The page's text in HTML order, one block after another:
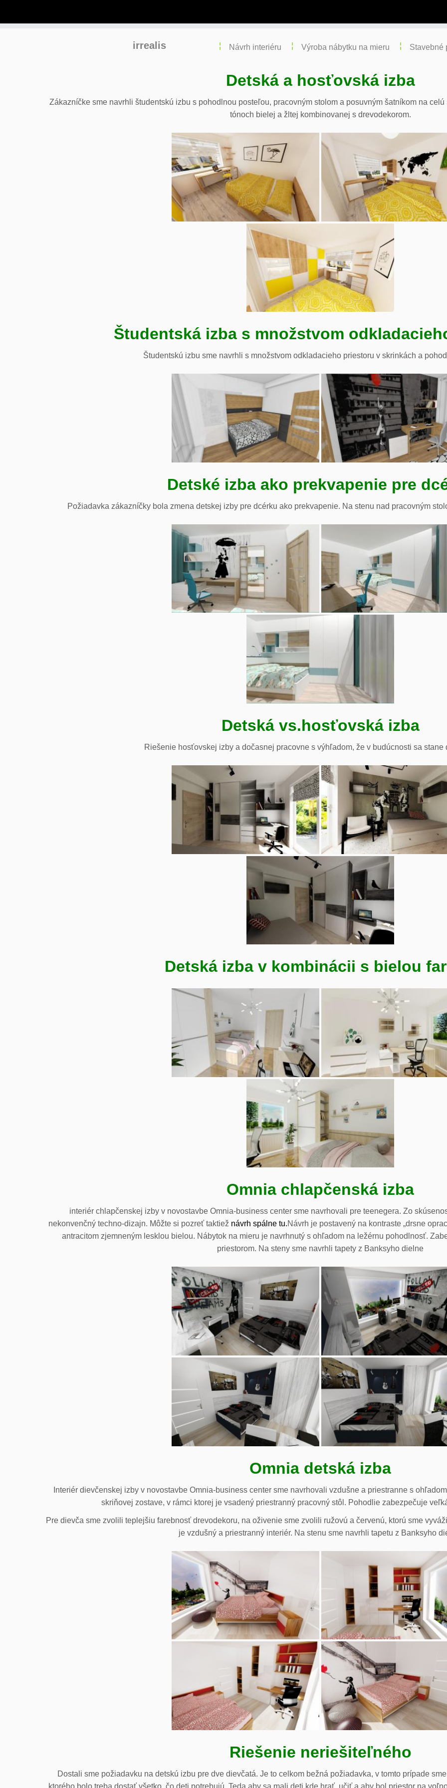
irrealis Návrh interiéru Výroba nábytku na mieru Stavebné
Detská a hosťovská izba
Zákazníčke sme navrhli študentskú izbu s pohodlnou posteľou, pracovným stolom a posuvným šatníkom na
tónoch bielej a žltej kombinovanej s drevodekorom.
Študentská izba s množstvom
Študentskú izbu sme navrhli s množstvom odkladacieho priestoru v skrinkách a
Detské izba ako prekvapenie pre
Požiadavka zákazníčky bola zmena detskej izby pre dcérku ako prekvapenie. Na stenu nad pracovným
Detská vs.hosťovská izba
Riešenie hosťovskej izby a dočasnej pracovne s výhľadom, že v budúcnosti sa stane
Detská izba v kombinácii s bielou
Omnia chlapčenská izba
interiér chlapčenskej izby v novostavbe Omnia-business center sme navrhovali pre teenegera. Zo
nekonvenčný techno-dizajn. Môžte si pozreť taktiež návrh spálne tu.Návrh je postavený na kontraste „drsne
antracitom zjemneným lesklou bielou. Nábytok na mieru je navrhnutý s ohľadom na ležérnu pohodlnosť.
priestorom. Na steny sme navrhli tapety z Banksyho dielne
Omnia detská izba
Interiér dievčenskej izby v novostavbe Omnia-business center sme navrhovali vzdušne a priestranne s
skriňovej zostave, v rámci ktorej je vsadený priestranný pracovný stôl. Pohodlie zabezpečuje
Pre dievča sme zvolili teplejšiu farebnosť drevodekoru, na oživenie sme zvolili ružovú a červenú, ktorú sme
je vzdušný a priestranný interiér. Na stenu sme navrhli tapetu z Banksyho
Riešenie neriešiteľného
Dostali sme požiadavku na detskú izbu pre dve dievčatá. Je to celkom bežná požiadavka, v tomto prípade
ktorého bolo treba dostať všetko, čo deti potrebujú. Teda aby sa mali deti kde hrať, učiť a aby bol priestor na